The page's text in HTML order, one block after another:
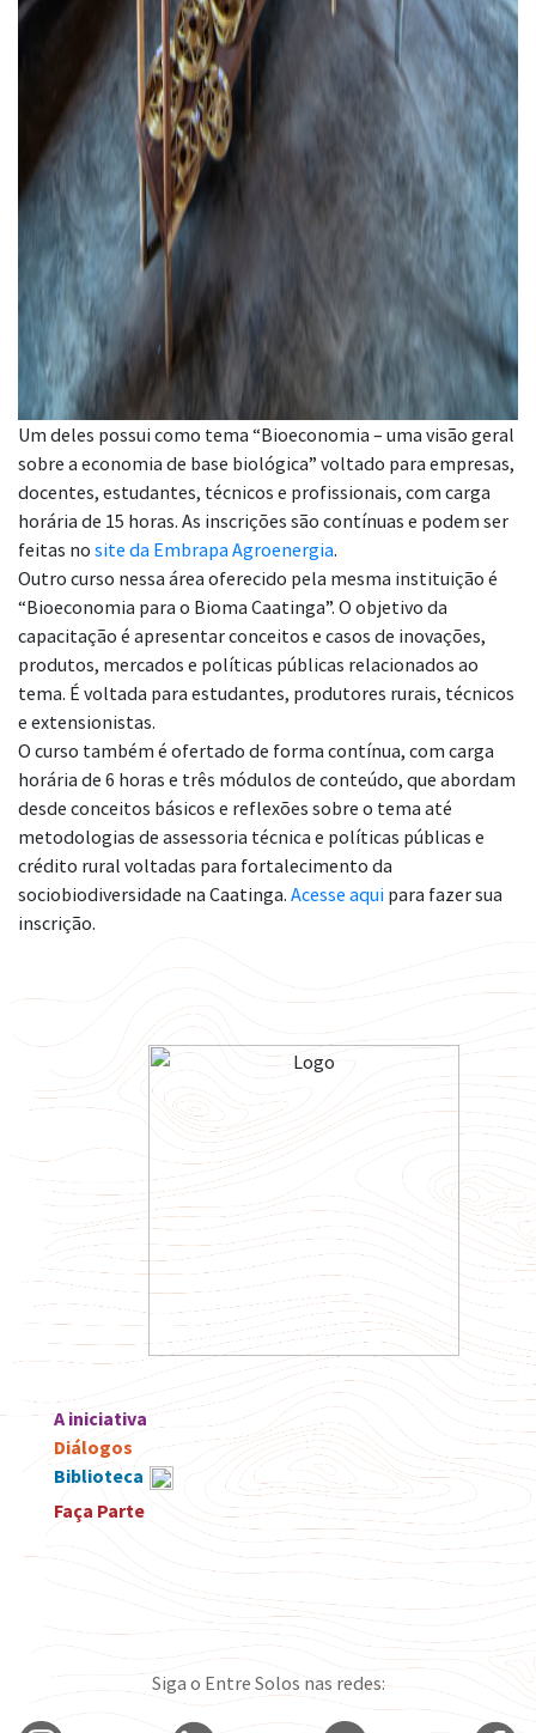
Um deles possui como tema “Bioeconomia – uma visão geral
sobre a economia de base biológica” voltado para empresas,
docentes, estudantes, técnicos e profissionais, com carga
horária de 15 horas. As inscrições são contínuas e podem ser
feitas no site da Embrapa Agroenergia.
Outro curso nessa área oferecido pela mesma instituição é
“Bioeconomia para o Bioma Caatinga”. O objetivo da
capacitação é apresentar conceitos e casos de inovações,
produtos, mercados e políticas públicas relacionados ao
tema. É voltada para estudantes, produtores rurais, técnicos
e extensionistas.
O curso também é ofertado de forma contínua, com carga
horária de 6 horas e três módulos de conteúdo, que abordam
desde conceitos básicos e reflexões sobre o tema até
metodologias de assessoria técnica e políticas públicas e
crédito rural voltadas para fortalecimento da
sociobiodiversidade na Caatinga. Acesse aqui para fazer sua
inscrição.
A iniciativa
Diálogos
Biblioteca
Faça Parte
Siga o Entre Solos nas redes: